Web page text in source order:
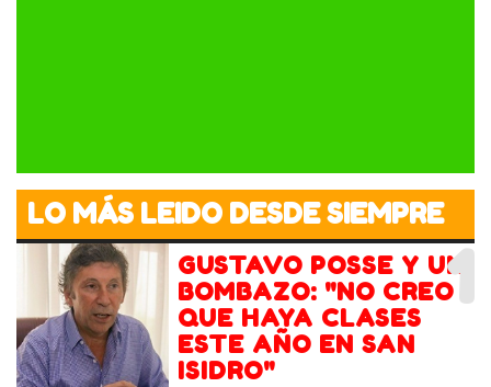
LO MÁS LEIDO DESDE SIEMPRE
1
GUSTAVO POSSE Y UN
BOMBAZO: "NO CREO
QUE HAYA CLASES
ESTE AÑO EN SAN
ISIDRO"